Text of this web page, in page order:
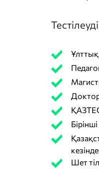
Ұлттық
Шет